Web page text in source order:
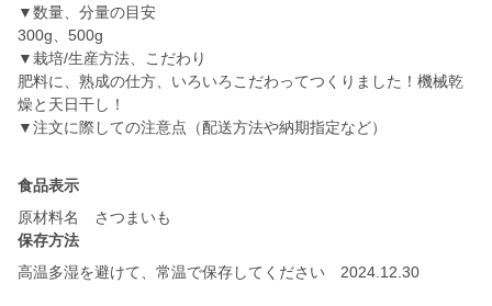
▼数量、分量の目安
300g、500g
▼栽培/生産方法、こだわり
肥料に、熟成の仕方、いろいろこだわってつくりました！機械乾
燥と天日干し！
▼注文に際しての注意点（配送方法や納期指定など）
食品表示
原材料名 さつまいも
保存方法
高温多湿を避けて、常温で保存してください 2024.12.30